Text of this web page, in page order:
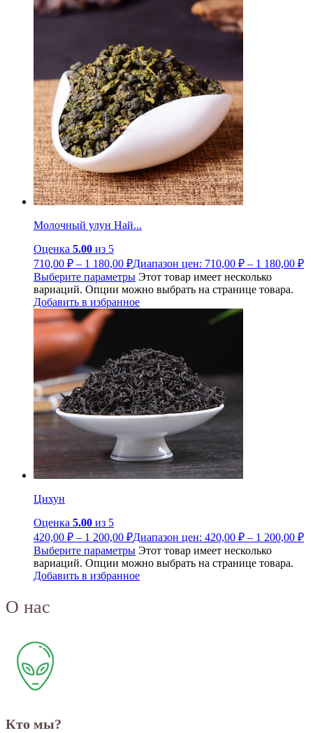
Молочный улун Най...
Оценка 5.00 из 5
710,00 ₽ – 1 180,00 ₽Диапазон цен: 710,00 ₽ – 1 180,00 ₽
Выберите параметры Этот товар имеет несколько
вариаций. Опции можно выбрать на странице товара.
Добавить в избранное
Цихун
Оценка 5.00 из 5
420,00 ₽ – 1 200,00 ₽Диапазон цен: 420,00 ₽ – 1 200,00 ₽
Выберите параметры Этот товар имеет несколько
вариаций. Опции можно выбрать на странице товара.
Добавить в избранное
О нас
Кто мы?